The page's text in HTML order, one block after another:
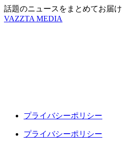
話題のニュースをまとめてお届け
VAZZTA MEDIA
プライバシーポリシー
プライバシーポリシー